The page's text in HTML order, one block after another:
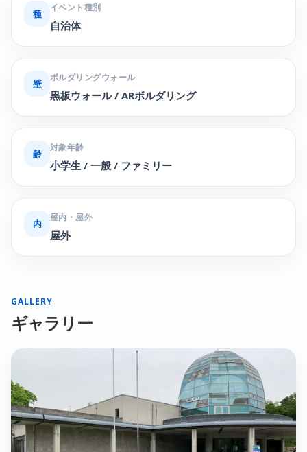
種
イベント種別
自治体
壁
ボルダリングウォール
黒板ウォール / ARボルダリング
齢
対象年齢
小学生 / 一般 / ファミリー
内
屋内・屋外
屋外
GALLERY
ギャラリー